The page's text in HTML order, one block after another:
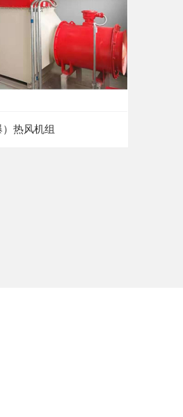
热风机组